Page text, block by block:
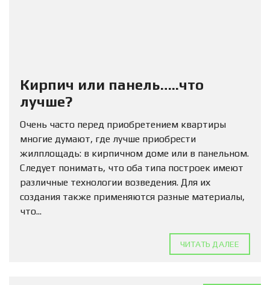
Кирпич или панель…..что
лучше?
Очень часто перед приобретением квартиры
многие думают, где лучше приобрести
жилплощадь: в кирпичном доме или в панельном.
Следует понимать, что оба типа построек имеют
различные технологии возведения. Для их
создания также применяются разные материалы,
что...
ЧИТАТЬ ДАЛЕЕ